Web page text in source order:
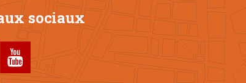
sociaux